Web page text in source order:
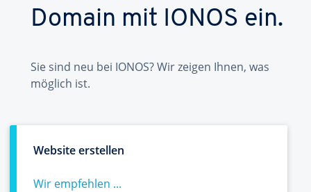
Domain mit IONOS ein.
Sie sind neu bei IONOS? Wir zeigen Ihnen, was
möglich ist.
Website erstellen
Wir empfehlen ...